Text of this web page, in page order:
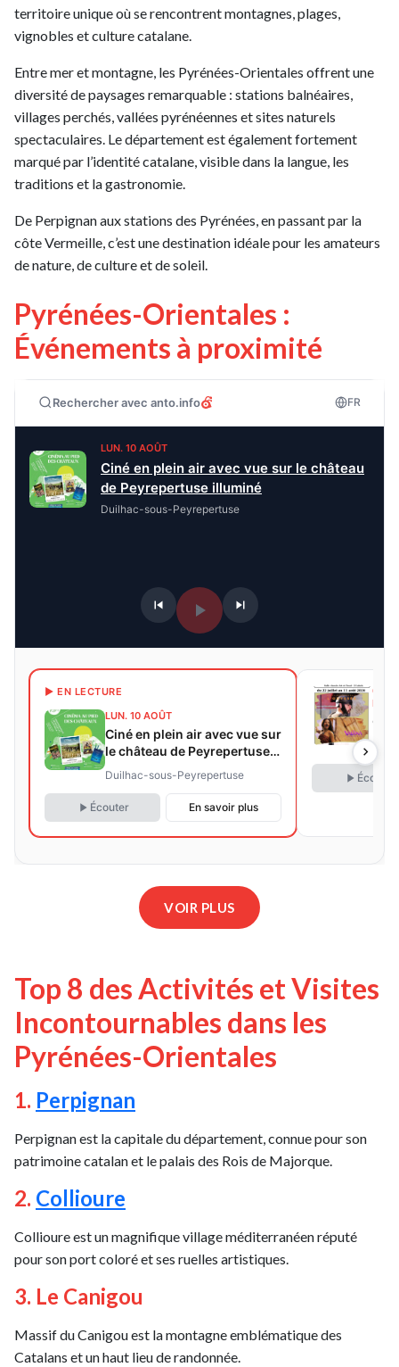
territoire unique où se rencontrent montagnes, plages,
vignobles et culture catalane.
Entre mer et montagne, les Pyrénées-Orientales offrent une
diversité de paysages remarquable : stations balnéaires,
villages perchés, vallées pyrénéennes et sites naturels
spectaculaires. Le département est également fortement
marqué par l’identité catalane, visible dans la langue, les
traditions et la gastronomie.
De Perpignan aux stations des Pyrénées, en passant par la
côte Vermeille, c’est une destination idéale pour les amateurs
de nature, de culture et de soleil.
Pyrénées-Orientales :
Événements à proximité
Rechercher avec anto.info FR
LUN. 10 AOÛT
Ciné en plein air avec vue sur le château
de Peyrepertuse illuminé
Duilhac-sous-Peyrepertuse
▶ EN LECTURE
LUN. 10 AOÛT
Ciné en plein air avec vue sur
le château de Peyrepertuse
illuminé
Duilhac-sous-Peyrepertuse
Écouter En savoir plus
64
Écouter
VOIR PLUS
Top 8 des Activités et Visites
Incontournables dans les
Pyrénées-Orientales
1. Perpignan
Perpignan est la capitale du département, connue pour son
patrimoine catalan et le palais des Rois de Majorque.
2. Collioure
Collioure est un magnifique village méditerranéen réputé
pour son port coloré et ses ruelles artistiques.
3. Le Canigou
Massif du Canigou est la montagne emblématique des
Catalans et un haut lieu de randonnée.